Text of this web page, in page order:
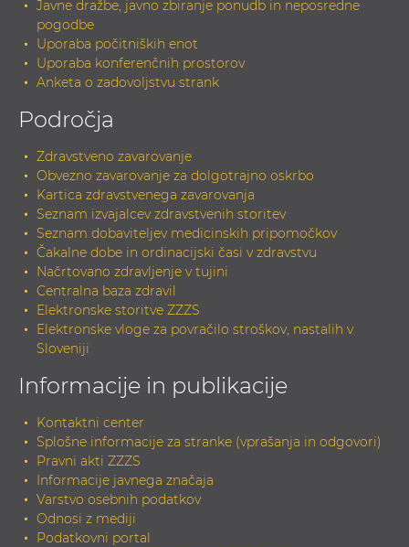
Javne dražbe, javno zbiranje ponudb in neposredne
pogodbe
Uporaba počitniških enot
Uporaba konferenčnih prostorov
Anketa o zadovoljstvu strank
Področja
Zdravstveno zavarovanje
Obvezno zavarovanje za dolgotrajno oskrbo
Kartica zdravstvenega zavarovanja
Seznam izvajalcev zdravstvenih storitev
Seznam dobaviteljev medicinskih pripomočkov
Čakalne dobe in ordinacijski časi v zdravstvu
Načrtovano zdravljenje v tujini
Centralna baza zdravil
Elektronske storitve ZZZS
Elektronske vloge za povračilo stroškov, nastalih v
Sloveniji
Informacije in publikacije
Kontaktni center
Splošne informacije za stranke (vprašanja in odgovori)
Pravni akti ZZZS
Informacije javnega značaja
Varstvo osebnih podatkov
Odnosi z mediji
Podatkovni portal